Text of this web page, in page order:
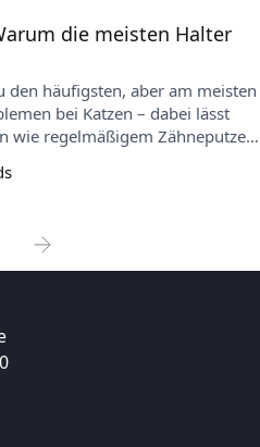
die meisten Halter
häufigsten, aber am meisten
bei Katzen – dabei lässt
wie regelmäßigem Zähneputzen
so wichtig ist, wie man